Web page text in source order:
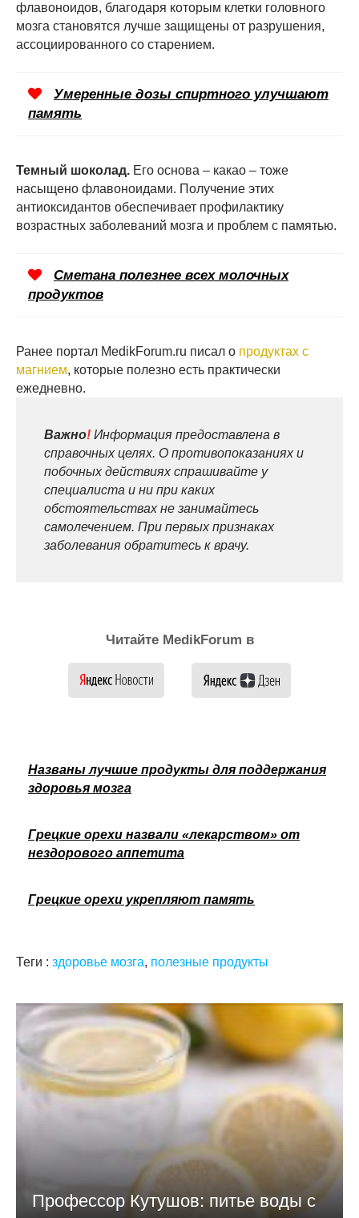
флавоноидов, благодаря которым клетки головного
мозга становятся лучше защищены от разрушения,
ассоциированного со старением.
Умеренные дозы спиртного улучшают
память
Темный шоколад. Его основа – какао – тоже
насыщено флавоноидами. Получение этих
антиоксидантов обеспечивает профилактику
возрастных заболеваний мозга и проблем с памятью.
Сметана полезнее всех молочных
продуктов
Ранее портал MedikForum.ru писал о продуктах с
магнием, которые полезно есть практически
ежедневно.
Важно! Информация предоставлена в
справочных целях. О противопоказаниях и
побочных действиях спрашивайте у
специалиста и ни при каких
обстоятельствах не занимайтесь
самолечением. При первых признаках
заболевания обратитесь к врачу.
Читайте MedikForum в
Названы лучшие продукты для поддержания
здоровья мозга
Грецкие орехи назвали «лекарством» от
нездорового аппетита
Грецкие орехи укрепляют память
Теги : здоровье мозга, полезные продукты
Профессор Кутушов: питье воды с